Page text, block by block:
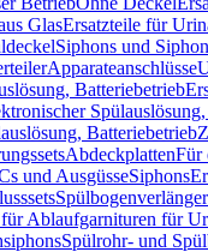
GlasErsatzteile für
Siphons und
Apparateanschlüsse
Batteriebetrieb
Batteriebetrieb
AbdeckplattenFür
und AusgüsseSiphons
Ablaufgarnituren für
Spülrohr- und